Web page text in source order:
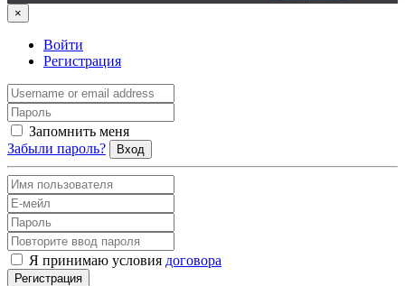
×
Войти
Регистрация
Запомнить меня
Забыли пароль?
Вход
Я принимаю условия договора
Регистрация